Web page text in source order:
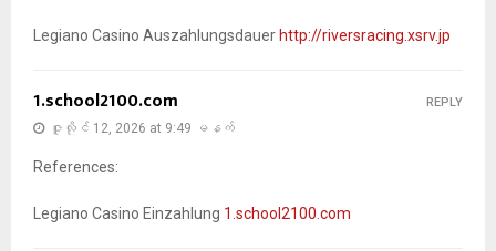
Legiano Casino Auszahlungsdauer http://riversracing.xsrv.jp
1.school2100.com
ဇူလိုင် 12, 2026 at 9:49 မနက်
References:
Legiano Casino Einzahlung 1.school2100.com
REPLY